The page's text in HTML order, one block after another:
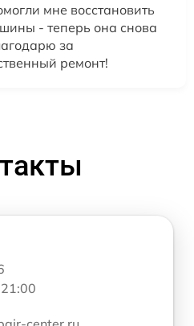
мне восстановить
- теперь она снова
за
ремонт!